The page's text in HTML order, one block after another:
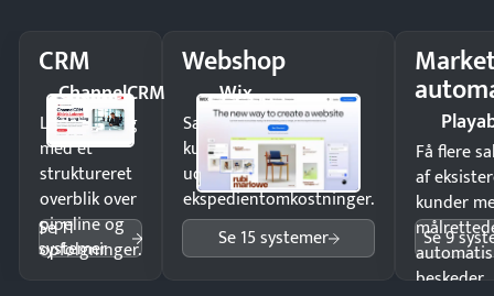
CRM
ChannelCRM
Luk flere salg
med et
struktureret
overblik over
pipeline og
opfølgninger.
Se 11
systemer
Webshop
Wix
Sælg produkter 24/7 til
kunder i hele landet
uden
ekspedientomkostninger.
Se 15 systemer
Få flere
af
kunder
beskeder.
Se 9